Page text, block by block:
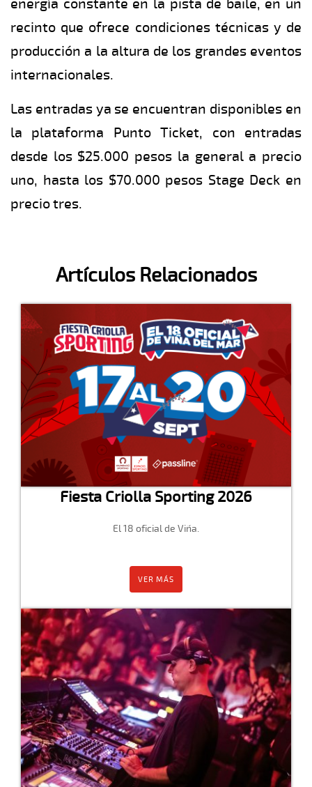
energía constante en la pista de baile, en un
recinto que ofrece condiciones técnicas y de
producción a la altura de los grandes eventos
internacionales.
Las entradas ya se encuentran disponibles en
la plataforma Punto Ticket, con entradas
desde los $25.000 pesos la general a precio
uno, hasta los $70.000 pesos Stage Deck en
precio tres.
Artículos Relacionados
Fiesta Criolla Sporting 2026
El 18 oficial de Viña.
VER MÁS